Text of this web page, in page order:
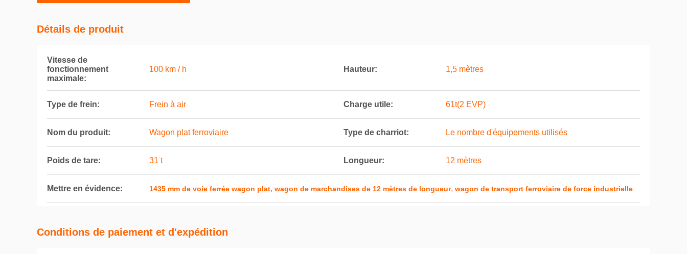
Détails de produit
Vitesse de
fonctionnement
maximale:
100 km / h Hauteur: 1,5 mètres
Type de frein: Frein à air Charge utile: 61t(2 EVP)
Nom du produit: Wagon plat ferroviaire Type de charriot: Le nombre d'équipements utilisés
Poids de tare: 31 t Longueur: 12 mètres
Mettre en évidence: 1435 mm de voie ferrée wagon plat, wagon de marchandises de 12 mètres de longueur, wagon de transport ferroviaire de force industrielle
Conditions de paiement et d'expédition